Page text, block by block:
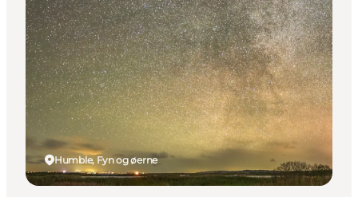
Mad og drikke
Overnatning
Book lokale oplevelser
Humble, Fyn og øerne